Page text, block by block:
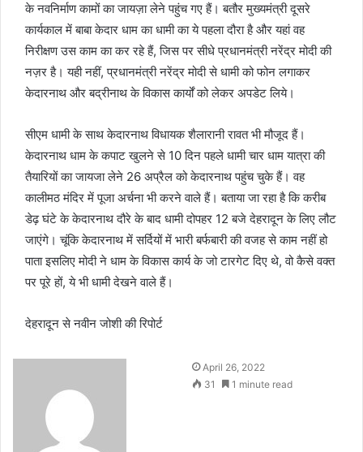
के नवनिर्माण कामों का जायज़ा लेने पहुंच गए हैं। बतौर मुख्यमंत्री दूसरे
कार्यकाल में बाबा केदार धाम का धामी का ये पहला दौरा है और यहां वह
निरीक्षण उस काम का कर रहे हैं, जिस पर सीधे प्रधानमंत्री नरेंद्र मोदी की
नज़र है। यही नहीं, प्रधानमंत्री नरेंद्र मोदी से धामी को फोन लगाकर
केदारनाथ और बद्रीनाथ के विकास कार्यों को लेकर अपडेट लिये।
सीएम धामी के साथ केदारनाथ विधायक शैलारानी रावत भी मौजूद हैं।
केदारनाथ धाम के कपाट खुलने से 10 दिन पहले धामी चार धाम यात्रा की
तैयारियों का जायजा लेने 26 अप्रैल को केदारनाथ पहुंच चुके हैं। वह
कालीमठ मंदिर में पूजा अर्चना भी करने वाले हैं। बताया जा रहा है कि करीब
डेढ़ घंटे के केदारनाथ दौरे के बाद धामी दोपहर 12 बजे देहरादून के लिए लौट
जाएंगे। चूंकि केदारनाथ में सर्दियों में भारी बर्फबारी की वजह से काम नहीं हो
पाता इसलिए मोदी ने धाम के विकास कार्य के जो टारगेट दिए थे, वो कैसे वक्त
पर पूरे हों, ये भी धामी देखने वाले हैं।
देहरादून से नवीन जोशी की रिपोर्ट
April 26, 2022
31
1 minute read